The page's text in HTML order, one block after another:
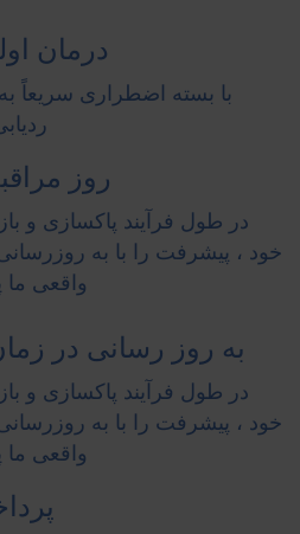
درمان
با بسته اضطراری سریعاً
7 روز
در طول فرآیند پاکسازی و
خود ، پیشرفت را با به
واقعی ما
به روز رسانی در
در طول فرآیند پاکسازی و
خود ، پیشرفت را با به
واقعی ما